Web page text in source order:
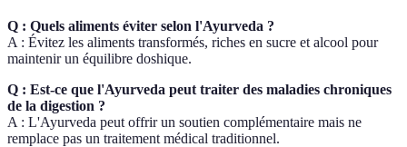
Q : Quels aliments éviter selon l'Ayurveda ?
A : Évitez les aliments transformés, riches en sucre et alcool pour
maintenir un équilibre doshique.
Q : Est-ce que l'Ayurveda peut traiter des maladies chroniques
de la digestion ?
A : L'Ayurveda peut offrir un soutien complémentaire mais ne
remplace pas un traitement médical traditionnel.